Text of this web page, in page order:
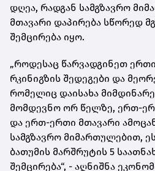
დღეა, რადგან სამგზავრო
მთავარი დაპირება სწორედ
შემცირება იყო.
„როდესაც წარვადგინეთ
რკინიგზის შედეგები და
რომელიც დაისახა
მომდევნო ორ წელზე, ერთ-
და ერთ-ერთი მთავარი
სამგზავრო მიმართულებით,
ბათუმის მარშრუტის 5
შემცირება“, - აღნიშნა